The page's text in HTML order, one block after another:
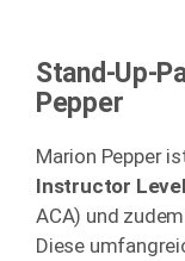
Stand-Up-
Pepper
Marion Pepper
Instructor
ACA) und zudem
Diese